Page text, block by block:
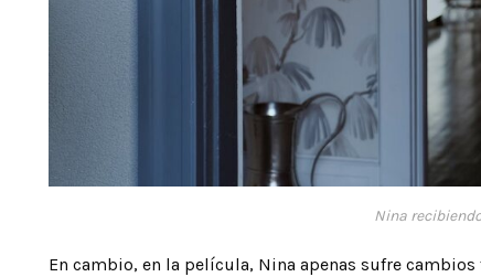
Nina
En cambio, en la película, Nina apenas sufre